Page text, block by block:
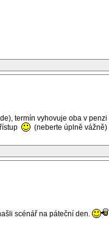
termín vyhovuje oba v
(neberte úplně vážně)
scénář na páteční den.